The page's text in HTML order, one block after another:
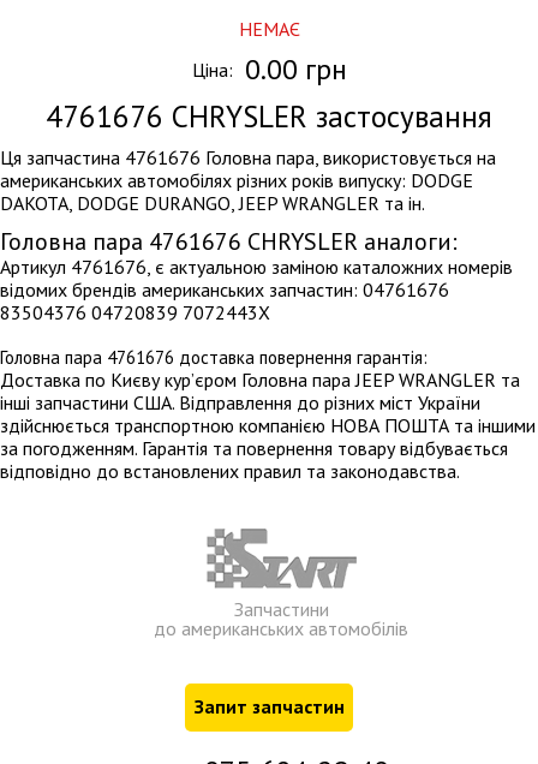
НЕМАЄ
Ціна: 0.00 грн
4761676 CHRYSLER застосування
Ця запчастина 4761676 Головна пара, використовується на
американських автомобілях різних років випуску: DODGE
DAKOTA, DODGE DURANGO, JEEP WRANGLER та ін.
Головна пара 4761676 CHRYSLER аналоги:
Артикул 4761676, є актуальною заміною каталожних номерів
відомих брендів американських запчастин: 04761676
83504376 04720839 7072443X
Головна пара 4761676 доставка повернення гарантія:
Доставка по Києву кур’єром Головна пара JEEP WRANGLER та
інші запчастини США. Відправлення до різних міст України
здійснюється транспортною компанією НОВА ПОШТА та іншими
за погодженням. Гарантія та повернення товару відбувається
відповідно до встановлених правил та законодавства.
Запчастини
до американських автомобілів
Запит запчастин